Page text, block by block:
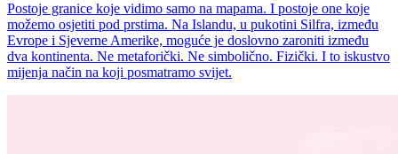
Postoje granice koje vidimo samo na mapama. I postoje one koje
možemo osjetiti pod prstima. Na Islandu, u pukotini Silfra, između
Evrope i Sjeverne Amerike, moguće je doslovno zaroniti između
dva kontinenta. Ne metaforički. Ne simbolično. Fizički. I to iskustvo
mijenja način na koji posmatramo svijet.